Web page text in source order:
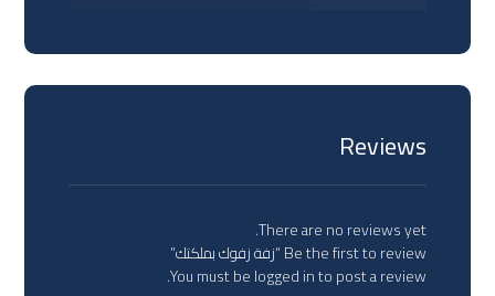
Reviews
There are no reviews yet.
Be the first to review “زفة زفوك بملكتك”
You must belogged into post a review.